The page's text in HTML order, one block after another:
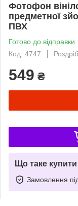
Фотофон
предметної
ПВХ
Готово до відправки
Код: 4747
Роздріб
549 ₴
Що таке
Замовлення